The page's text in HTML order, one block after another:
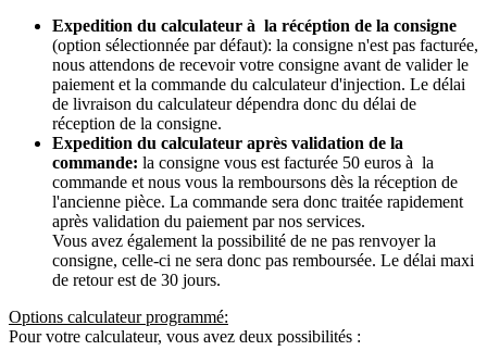
Expedition du calculateur à la récéption de la consigne
(option sélectionnée par défaut): la consigne n'est pas facturée,
nous attendons de recevoir votre consigne avant de valider le
paiement et la commande du calculateur d'injection. Le délai
de livraison du calculateur dépendra donc du délai de
réception de la consigne.
Expedition du calculateur après validation de la
commande: la consigne vous est facturée 50 euros à la
commande et nous vous la remboursons dès la réception de
l'ancienne pièce. La commande sera donc traitée rapidement
après validation du paiement par nos services.
Vous avez également la possibilité de ne pas renvoyer la
consigne, celle-ci ne sera donc pas remboursée. Le délai maxi
de retour est de 30 jours.
Options calculateur programmé:
Pour votre calculateur, vous avez deux possibilités :